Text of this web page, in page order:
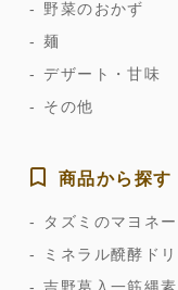
野菜のおかず
麺
デザート・甘味
その他
商品から探す
タズミのマヨネ
ミネラル醗酵ド
吉野葛入一筋縄